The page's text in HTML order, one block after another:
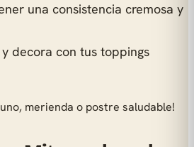
una consistencia cremosa y
decora con tus toppings
merienda o postre saludable!